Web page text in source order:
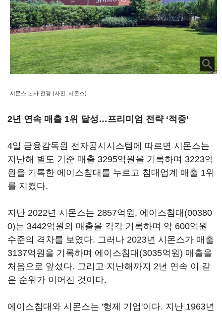
시몬스 본사 전경.(사진=시몬스)
2년 연속 매출 1위 달성…프리미엄 전략 ‘적중’
4일 금융감독원 전자공시시스템에 따르면 시몬스는
지난해 별도 기준 매출 3295억원을 기록하며 3223억
원을 기록한 에이스침대를 누르고 침대업계 매출 1위
를 지켰다.
지난 2022년 시몬스는 2857억원, 에이스침대(00380
0)는 3442억원의 매출을 각각 기록하며 약 600억원
수준의 격차를 보였다. 그러나 2023년 시몬스가 매출
3137억원을 기록하며 에이스침대(3035억원) 매출을
처음으로 앞섰다. 그리고 지난해까지 2년 연속 이 같
은 순위가 이어진 것이다.
에이스침대와 시몬스는 '형제 기업'이다. 지난 1963년